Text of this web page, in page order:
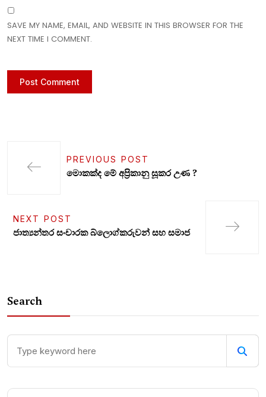
SAVE MY NAME, EMAIL, AND WEBSITE IN THIS BROWSER FOR THE
NEXT TIME I COMMENT.
PREVIOUS POST
මොකක්ද මේ අප්‍රිකානු සූකර උණ ?
NEXT POST
ජාත්‍යන්තර සංචාරක බ්ලොග්කරුවන් සහ සමාජ
Search